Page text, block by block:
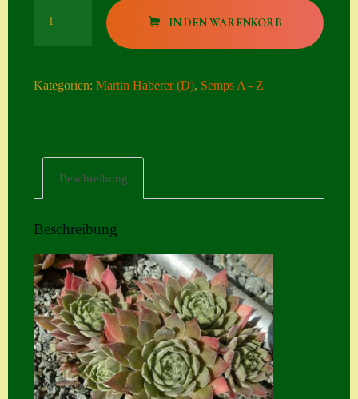
Datenschutzerklä
mit Semps
Kasse
Kontakt
Mein Konto
Naturformen
S. x nixonii
IN DEN WARENKORB
Kategorien:Martin Haberer (D), Semps A - Z
Beschreibung
Beschreibung